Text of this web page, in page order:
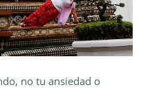
no tu ansiedad o